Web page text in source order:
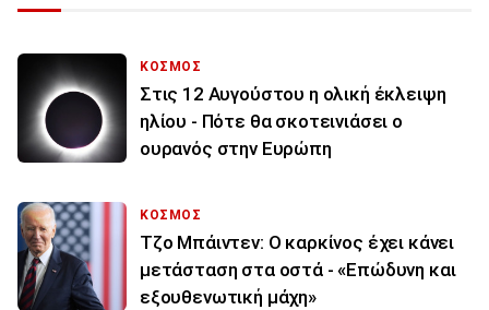
ΚΟΣΜΟΣ
Στις 12 Αυγούστου η ολική έκλειψη
ηλίου - Πότε θα σκοτεινιάσει ο
ουρανός στην Ευρώπη
ΚΟΣΜΟΣ
Τζο Μπάιντεν: Ο καρκίνος έχει κάνει
μετάσταση στα οστά - «Επώδυνη και
εξουθενωτική μάχη»